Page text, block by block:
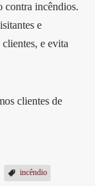
contra incêndios.
e
e evita
clientes de
incêndio